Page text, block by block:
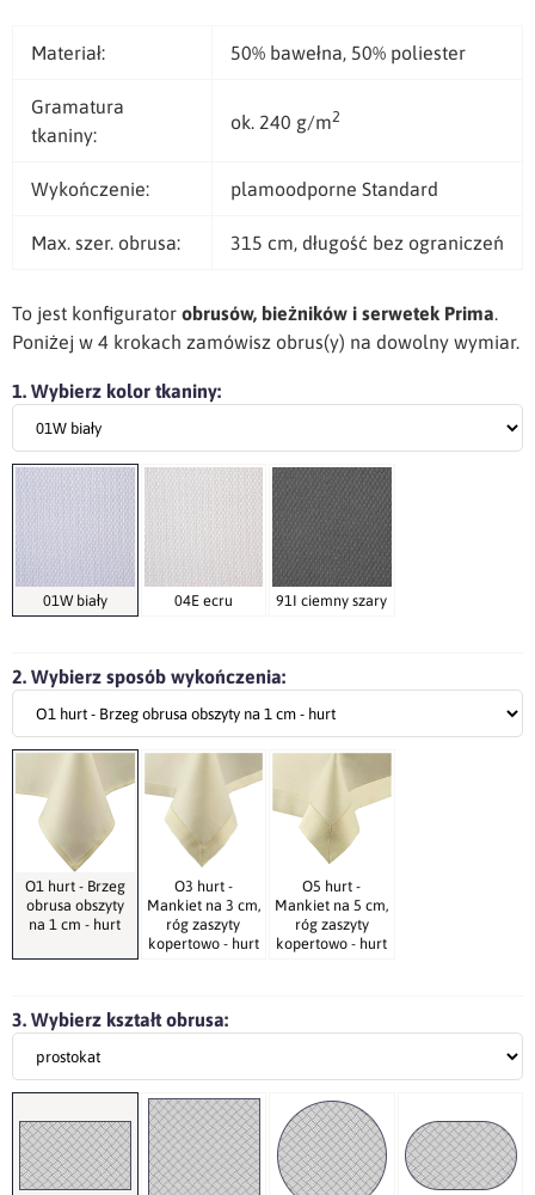
Materiał: 50% bawełna, 50% poliester
Gramatura
tkaniny:
ok. 240 g/m2
Wykończenie: plamoodporne Standard
Max. szer. obrusa: 315 cm, długość bez ograniczeń
To jest konfigurator obrusów, bieżników i serwetek Prima.
Poniżej w 4 krokach zamówisz obrus(y) na dowolny wymiar.
1. Wybierz kolor tkaniny:
01W biały 04E ecru 91I ciemny szary
2. Wybierz sposób wykończenia:
O1 hurt - Brzeg
obrusa obszyty
na 1 cm - hurt
O3 hurt -
Mankiet na 3 cm,
róg zaszyty
kopertowo - hurt
O5 hurt -
Mankiet na 5 cm,
róg zaszyty
kopertowo - hurt
3. Wybierz kształt obrusa: